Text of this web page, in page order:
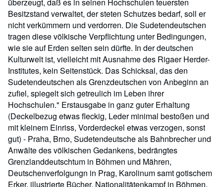
Besitzstand verwaltet, der steten Schutzes bedarf, soll er
nicht verkümmern und verdorren. Die Sudetendeutschen
tragen diese völkische Verpflichtung unter Bedingungen,
wie sie auf Erden selten sein dürfte. In der deutschen
Kulturwelt ist, vielleicht mit Ausnahme des Rigaer Herder-
Institutes, kein Seitenstück. Das Schicksal, das den
Sudetendeutschen als Grenzdeutschen von Anbeginn an
zufiel, spiegelt sich getreulich im Leben ihrer
Hochschulen." Erstausgabe in ganz guter Erhaltung
(Deckelbezug etwas fleckig, Leder minimal bestoßen und
mit kleinem Einriss, Vorderdeckel etwas verzogen, sonst
gut) - Praha, Brno, Sudetendeutsche als Bahnbrecher und
Anwälte des völkischen Gedankens, bedrängtes
Grenzlanddeutschtum in Böhmen und Mähren,
Deutschenverfolgungn in Prag, Karolinum samt gotischem
Erker, illustrierte Bücher, Nationalitätenkampf in Böhmen,